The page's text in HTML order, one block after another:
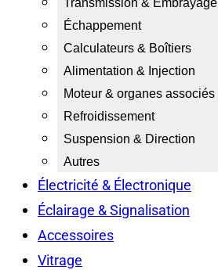
Échappement
Calculateurs & Boîtiers
Alimentation & Injection
Moteur & organes associés
Refroidissement
Suspension & Direction
Autres
Électricité & Électronique
Éclairage & Signalisation
Accessoires
Vitrage